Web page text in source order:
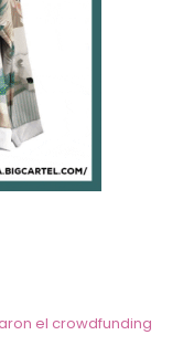
el crowdfunding